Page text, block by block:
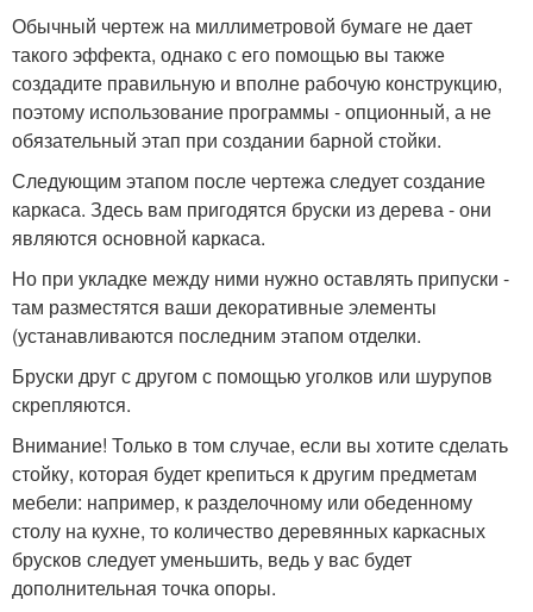
Обычный чертеж на миллиметровой бумаге не дает
такого эффекта, однако с его помощью вы также
создадите правильную и вполне рабочую конструкцию,
поэтому использование программы - опционный, а не
обязательный этап при создании барной стойки.
Следующим этапом после чертежа следует создание
каркаса. Здесь вам пригодятся бруски из дерева - они
являются основной каркаса.
Но при укладке между ними нужно оставлять припуски -
там разместятся ваши декоративные элементы
(устанавливаются последним этапом отделки.
Бруски друг с другом с помощью уголков или шурупов
скрепляются.
Внимание! Только в том случае, если вы хотите сделать
стойку, которая будет крепиться к другим предметам
мебели: например, к разделочному или обеденному
столу на кухне, то количество деревянных каркасных
брусков следует уменьшить, ведь у вас будет
дополнительная точка опоры.